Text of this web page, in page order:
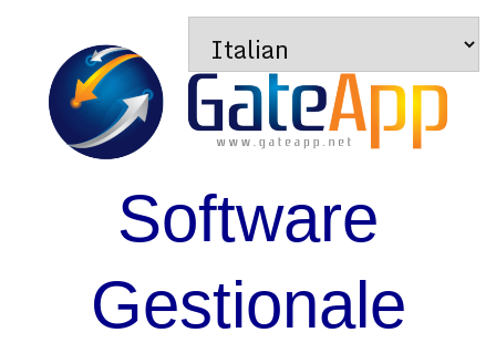
Software
Gestionale